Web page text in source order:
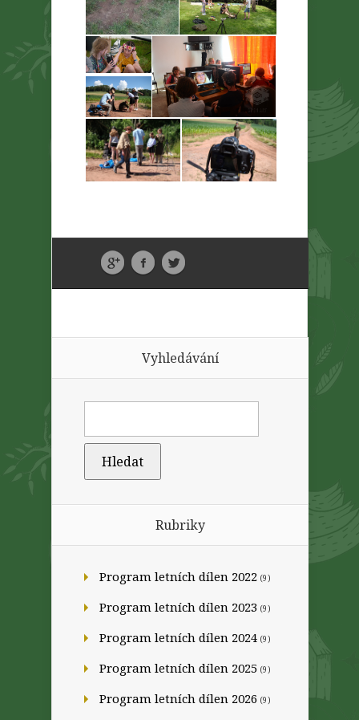
Vyhledávání
Rubriky
Program letních dílen 2022 (9)
Program letních dílen 2023 (9)
Program letních dílen 2024 (9)
Program letních dílen 2025 (9)
Program letních dílen 2026 (9)